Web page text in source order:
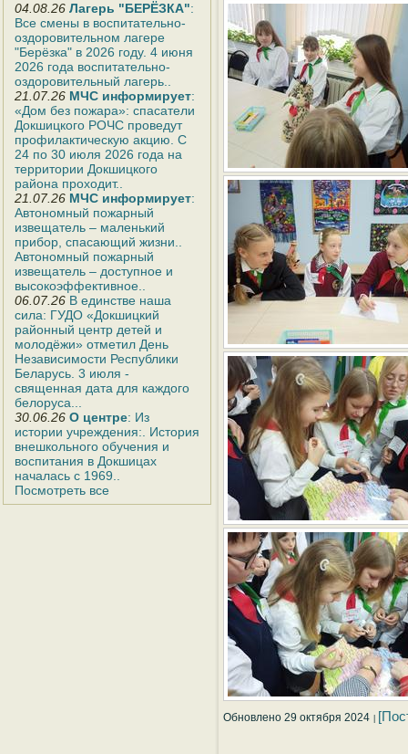
04.08.26 Лагерь "БЕРЁЗКА":
Все смены в воспитательно-
оздоровительном лагере
"Берёзка" в 2026 году. 4 июня
2026 года воспитательно-
оздоровительный лагерь..
21.07.26 МЧС информирует:
«Дом без пожара»: спасатели
Докшицкого РОЧС проведут
профилактическую акцию. С
24 по 30 июля 2026 года на
территории Докшицкого
района проходит..
21.07.26 МЧС информирует:
Автономный пожарный
извещатель – маленький
прибор, спасающий жизни..
Автономный пожарный
извещатель – доступное и
высокоэффективное..
06.07.26 В единстве наша
сила: ГУДО «Докшицкий
районный центр детей и
молодёжи» отметил День
Независимости Республики
Беларусь. 3 июля -
священная дата для каждого
белоруса...
30.06.26 О центре: Из
истории учреждения:. История
внешкольного обучения и
воспитания в Докшицах
началась с 1969..
Посмотреть все
Обновлено 29 октября 2024